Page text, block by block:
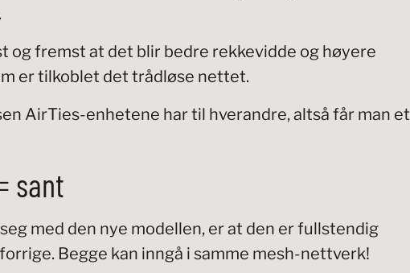
og fremst at det blir bedre rekkevidde og høyere
er tilkoblet det trådløse nettet.
AirTies-enhetene har til hverandre, altså får man et
sant
med den nye modellen, er at den er fullstendig
Begge kan inngå i samme mesh-nettverk!